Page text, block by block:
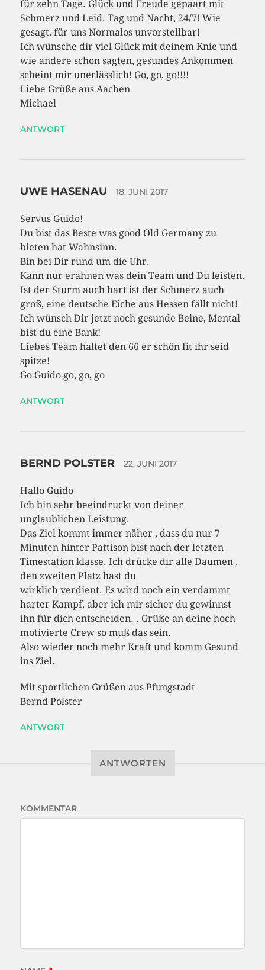
für zehn Tage. Glück und Freude gepaart mit
Schmerz und Leid. Tag und Nacht, 24/7! Wie
gesagt, für uns Normalos unvorstellbar!
Ich wünsche dir viel Glück mit deinem Knie und
wie andere schon sagten, gesundes Ankommen
scheint mir unerlässlich! Go, go, go!!!!
Liebe Grüße aus Aachen
Michael
ANTWORT
UWE HASENAU 18. JUNI 2017
Servus Guido!
Du bist das Beste was good Old Germany zu
bieten hat Wahnsinn.
Bin bei Dir rund um die Uhr.
Kann nur erahnen was dein Team und Du leisten.
Ist der Sturm auch hart ist der Schmerz auch
groß, eine deutsche Eiche aus Hessen fällt nicht!
Ich wünsch Dir jetzt noch gesunde Beine, Mental
bist du eine Bank!
Liebes Team haltet den 66 er schön fit ihr seid
spitze!
Go Guido go, go, go
ANTWORT
BERND POLSTER 22. JUNI 2017
Hallo Guido
Ich bin sehr beeindruckt von deiner
unglaublichen Leistung.
Das Ziel kommt immer näher , dass du nur 7
Minuten hinter Pattison bist nach der letzten
Timestation klasse. Ich drücke dir alle Daumen ,
den zweiten Platz hast du
wirklich verdient. Es wird noch ein verdammt
harter Kampf, aber ich mir sicher du gewinnst
ihn für dich entscheiden. . Grüße an deine hoch
motivierte Crew so muß das sein.
Also wieder noch mehr Kraft und komm Gesund
ins Ziel.
Mit sportlichen Grüßen aus Pfungstadt
Bernd Polster
ANTWORT
ANTWORTEN
KOMMENTAR